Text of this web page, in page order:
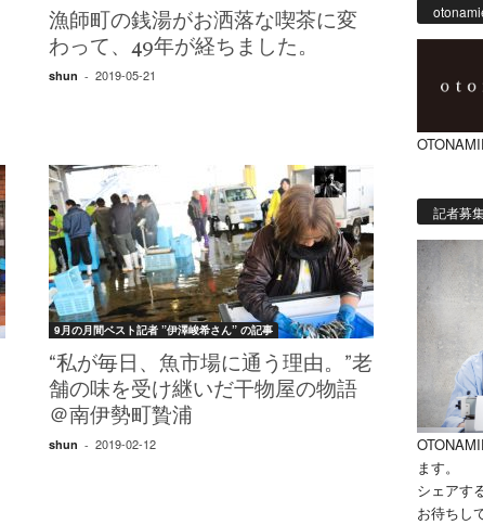
漁師町の銭湯がお洒落な喫茶に変
わって、49年が経ちました。
shun - 2019-05-21
9月の月間ベスト記者 ”伊澤峻希さん” の記事
“私が毎日、魚市場に通う理由。”老
舗の味を受け継いだ干物屋の物語
＠南伊勢町贄浦
shun - 2019-02-12
記者募
ます。
シェアす
お待ちし